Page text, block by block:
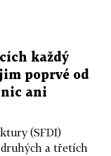
každý
poprvé od
ani
(SFDI)
a třetích